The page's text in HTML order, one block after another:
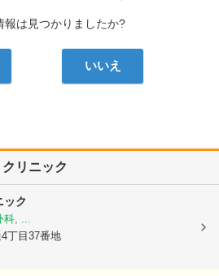
報は見つかりましたか?
いいえ
リニック
ック
科, ...
丁目37番地